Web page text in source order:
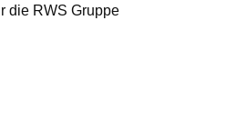
die RWS Gruppe